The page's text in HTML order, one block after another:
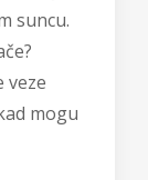
suncu.
veze
mogu